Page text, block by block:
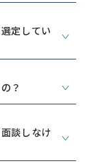
定してい
？
談しなけ